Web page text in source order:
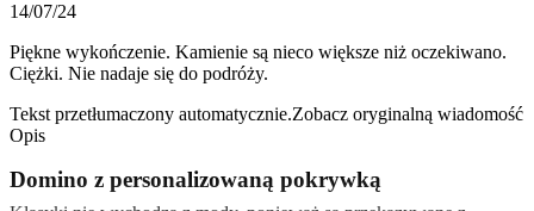
14/07/24
Piękne wykończenie. Kamienie są nieco większe niż oczekiwano.
Ciężki. Nie nadaje się do podróży.
Tekst przetłumaczony automatycznie.Zobacz oryginalną wiadomość
Opis
Domino z personalizowaną pokrywką